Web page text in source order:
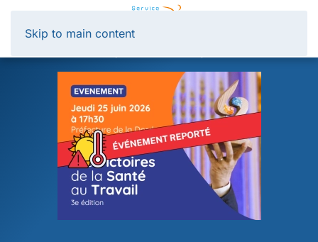
Skip to main content
Panneau de gestion des cookies